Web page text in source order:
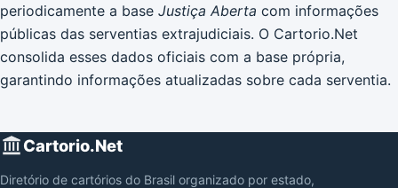
periodicamente a base Justiça Aberta com informações
públicas das serventias extrajudiciais. O Cartorio.Net
consolida esses dados oficiais com a base própria,
garantindo informações atualizadas sobre cada serventia.
Cartorio.Net
Diretório de cartórios do Brasil organizado por estado,